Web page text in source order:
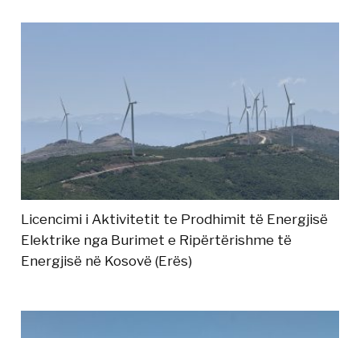
Licencimi i Aktivitetit te Prodhimit të Energjisë
Elektrike nga Burimet e Ripërtërishme të
Energjisë në Kosovë (Erës)